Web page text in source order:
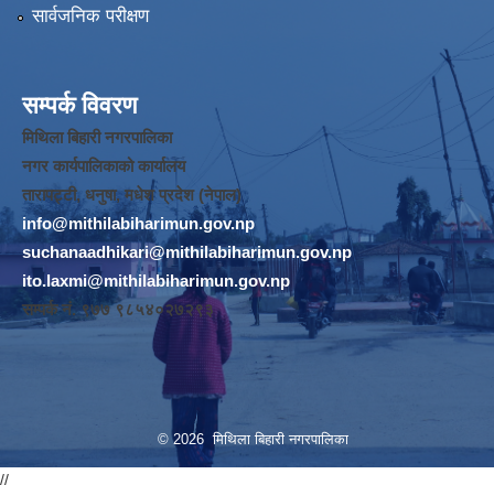
सार्वजनिक परीक्षण
सम्पर्क विवरण
मिथिला बिहारी नगरपालिका
नगर कार्यपालिकाको कार्यालय
तारापट्टी, धनुषा, मधेश प्रदेश (नेपाल)
info@mithilabiharimun.gov.np
suchanaadhikari@mithilabiharimun.gov.np
ito.laxmi@mithilabiharimun.gov.np
सम्पर्क नं. ‌९७७ ९८५४०२७२९३
© 2026 मिथिला बिहारी नगरपालिका
//